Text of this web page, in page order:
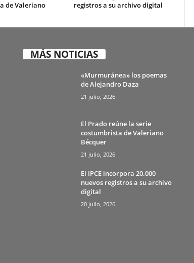
de Valeriano
registros a su archivo digital
MÁS NOTICIAS
«Murmuránea» los poemas
de Alejandro Daza
21 julio, 2026
El Prado reúne la serie
costumbrista de Valeriano
Bécquer
21 julio, 2026
El IPCE incorpora 20.000
nuevos registros a su archivo
digital
20 julio, 2026